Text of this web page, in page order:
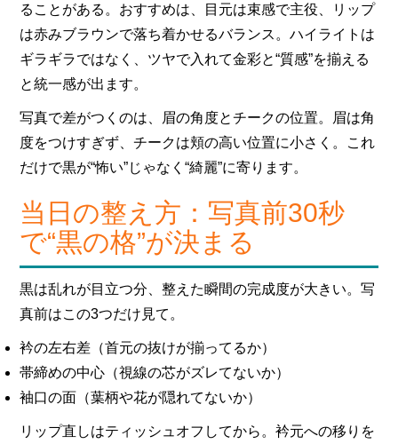
ることがある。おすすめは、目元は束感で主役、リップ
は赤みブラウンで落ち着かせるバランス。ハイライトは
ギラギラではなく、ツヤで入れて金彩と“質感”を揃える
と統一感が出ます。
写真で差がつくのは、眉の角度とチークの位置。眉は角
度をつけすぎず、チークは頬の高い位置に小さく。これ
だけで黒が“怖い”じゃなく“綺麗”に寄ります。
当日の整え方：写真前30秒
で“黒の格”が決まる
黒は乱れが目立つ分、整えた瞬間の完成度が大きい。写
真前はこの3つだけ見て。
衿の左右差（首元の抜けが揃ってるか）
帯締めの中心（視線の芯がズレてないか）
袖口の面（葉柄や花が隠れてないか）
リップ直しはティッシュオフしてから。衿元への移りを